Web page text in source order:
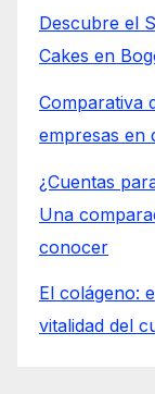
Descubre el
Cakes en
Comparativa
empresas en
¿Cuentas
Una
conocer
El colágeno:
vitalidad del